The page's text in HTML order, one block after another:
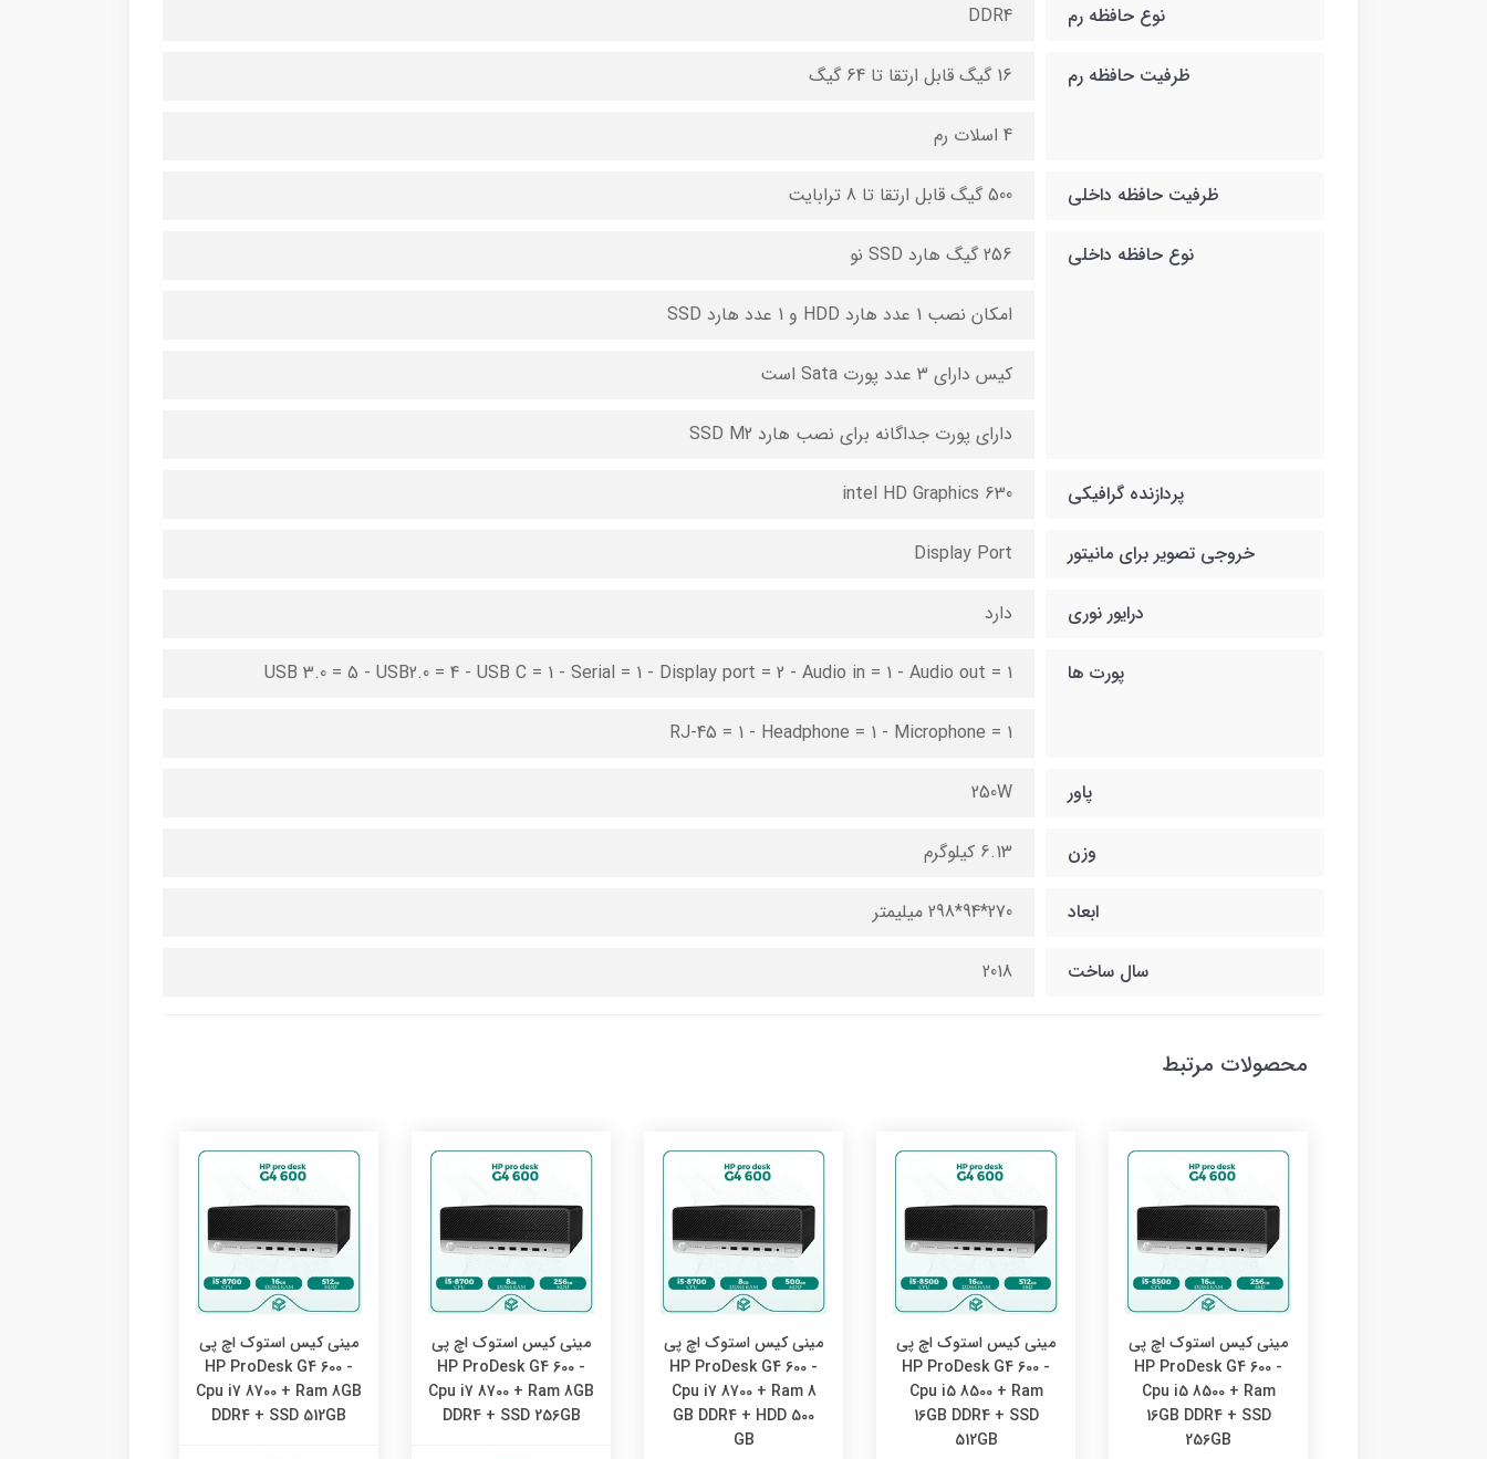
نوع حافظه رم DDR4
ظرفیت حافظه رم 16 گیگ قابل ارتقا تا 64 گیگ
4 اسلات رم
ظرفیت حافظه داخلی 500 گیگ قابل ارتقا تا 8 ترابایت
نوع حافظه داخلی 256 گیگ هارد SSD نو
امکان نصب 1 عدد هارد HDD و 1 عدد هارد SSD
کیس دارای 3 عدد پورت Sata است
دارای پورت جداگانه برای نصب هارد SSD M2
پردازنده گرافیکی intel HD Graphics 630
خروجی تصویر برای مانیتور Display Port
درایور نوری دارد
پورت ها USB 3.0 = 5 - USB2.0 = 4 - USB C = 1 - Serial = 1 - Display port = 2 - Audio in = 1 - Audio out = 1
RJ-45 = 1 - Headphone = 1 - Microphone = 1
پاور 250W
وزن 6.13 کیلوگرم
ابعاد 270*94*298 میلیمتر
سال ساخت 2018
محصولات مرتبط
مینی کیس استوک اچ پی
HP ProDesk G4 600 -
Cpu i5 8500 + Ram
16GB DDR4 + SSD
256GB
مینی کیس استوک اچ پی
HP ProDesk G4 600 -
Cpu i5 8500 + Ram
16GB DDR4 + SSD
512GB
مینی کیس استوک اچ پی
HP ProDesk G4 600 -
Cpu i7 8700 + Ram 8
GB DDR4 + HDD 500
GB
مینی کیس استوک اچ پی
HP ProDesk G4 600 -
Cpu i7 8700 + Ram 8GB
DDR4 + SSD 256GB
مینی کیس استوک اچ پی
HP ProDesk G4 600 -
Cpu i7 8700 + Ram 8GB
DDR4 + SSD 512GB